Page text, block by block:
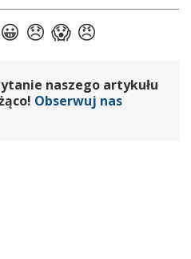
naszego artykułu
Obserwuj nas